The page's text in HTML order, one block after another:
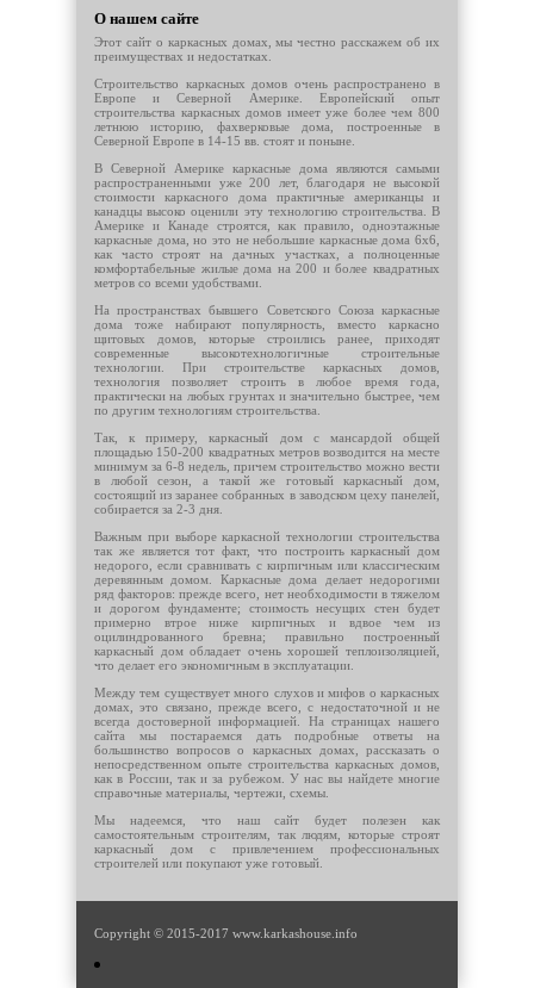
О нашем сайте
Этот сайт о каркасных домах, мы честно расскажем об их
преимуществах и недостатках.
Строительство каркасных домов очень распространено в
Европе и Северной Америке. Европейский опыт
строительства каркасных домов имеет уже более чем 800
летнюю историю, фахверковые дома, построенные в
Северной Европе в 14-15 вв. стоят и поныне.
В Северной Америке каркасные дома являются самыми
распространенными уже 200 лет, благодаря не высокой
стоимости каркасного дома практичные американцы и
канадцы высоко оценили эту технологию строительства. В
Америке и Канаде строятся, как правило, одноэтажные
каркасные дома, но это не небольшие каркасные дома 6х6,
как часто строят на дачных участках, а полноценные
комфортабельные жилые дома на 200 и более квадратных
метров со всеми удобствами.
На пространствах бывшего Советского Союза каркасные
дома тоже набирают популярность, вместо каркасно
щитовых домов, которые строились ранее, приходят
современные высокотехнологичные строительные
технологии. При строительстве каркасных домов,
технология позволяет строить в любое время года,
практически на любых грунтах и значительно быстрее, чем
по другим технологиям строительства.
Так, к примеру, каркасный дом с мансардой общей
площадью 150-200 квадратных метров возводится на месте
минимум за 6-8 недель, причем строительство можно вести
в любой сезон, а такой же готовый каркасный дом,
состоящий из заранее собранных в заводском цеху панелей,
собирается за 2-3 дня.
Важным при выборе каркасной технологии строительства
так же является тот факт, что построить каркасный дом
недорого, если сравнивать с кирпичным или классическим
деревянным домом. Каркасные дома делает недорогими
ряд факторов: прежде всего, нет необходимости в тяжелом
и дорогом фундаменте; стоимость несущих стен будет
примерно втрое ниже кирпичных и вдвое чем из
оцилиндрованного бревна; правильно построенный
каркасный дом обладает очень хорошей теплоизоляцией,
что делает его экономичным в эксплуатации.
Между тем существует много слухов и мифов о каркасных
домах, это связано, прежде всего, с недостаточной и не
всегда достоверной информацией. На страницах нашего
сайта мы постараемся дать подробные ответы на
большинство вопросов о каркасных домах, рассказать о
непосредственном опыте строительства каркасных домов,
как в России, так и за рубежом. У нас вы найдете многие
справочные материалы, чертежи, схемы.
Мы надеемся, что наш сайт будет полезен как
самостоятельным строителям, так людям, которые строят
каркасный дом с привлечением профессиональных
строителей или покупают уже готовый.
Copyright © 2015-2017 www.karkashouse.info